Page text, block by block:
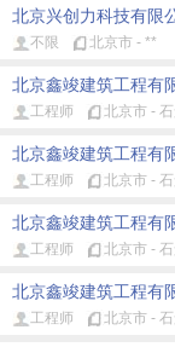
省 贵州省 云
港
澳门 台湾省
专业:
全部
水利水电 通信
北京兴创力科技有限
不限
北京市 - **
北京鑫竣建筑工程有
工程师
北京市 -
北京鑫竣建筑工程有
工程师
北京市 -
北京鑫竣建筑工程有
工程师
北京市 -
北京鑫竣建筑工程有
工程师
北京市 -